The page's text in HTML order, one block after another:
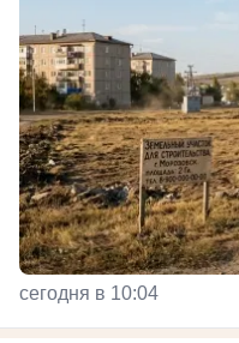
сегодня в 10:04